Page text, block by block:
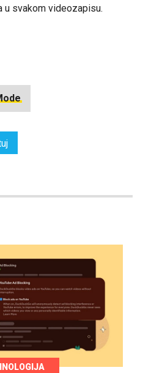
u svakom videozapisu.